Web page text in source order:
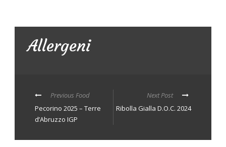
Allergeni
Previous Food
Pecorino 2025 – Terre
d’Abruzzo IGP
Next Post
Ribolla Gialla D.O.C. 2024